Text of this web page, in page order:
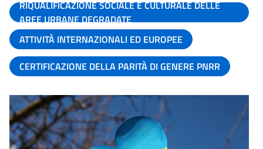
RIQUALIFICAZIONE SOCIALE E CULTURALE DELLE
AREE URBANE DEGRADATE
ATTIVITÀ INTERNAZIONALI ED EUROPEE
CERTIFICAZIONE DELLA PARITÀ DI GENERE PNRR